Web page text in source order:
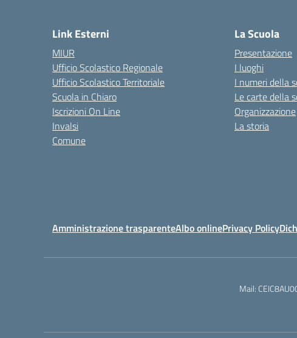
Link Esterni
MIUR
Ufficio Scolastico Regionale
Ufficio Scolastico Territoriale
Scuola in Chiaro
Iscrizioni On Line
Invalsi
Comune
La Scuola
Presentazione
I luoghi
I numeri della
Le carte della
Organizzazione
La storia
Amministrazione trasparenteAlbo onlinePrivacy Policy
Mail: